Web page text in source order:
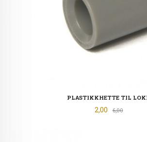
PLASTIKKHETTE TIL
Tilbud
2,00 6,00Rabatt